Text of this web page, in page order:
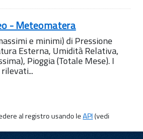
- Meteomatera
e minimi) di Pressione
Esterna, Umidità Relativa,
Pioggia (Totale Mese). I
al registro usando leAPI(vedi